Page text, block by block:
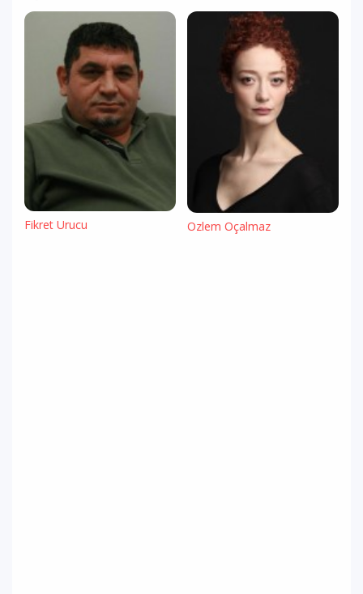
Fikret Urucu Özlem Öçalmaz